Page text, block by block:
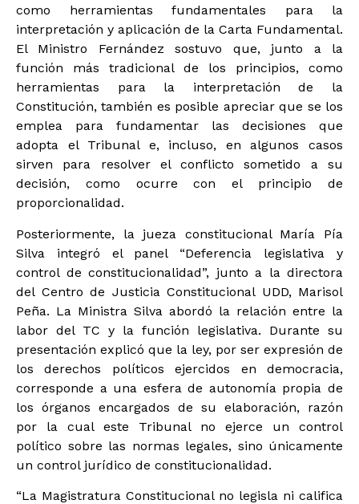
como herramientas fundamentales para la
interpretación y aplicación de la Carta Fundamental.
El Ministro Fernández sostuvo que, junto a la
función más tradicional de los principios, como
herramientas para la interpretación de la
Constitución, también es posible apreciar que se los
emplea para fundamentar las decisiones que
adopta el Tribunal e, incluso, en algunos casos
sirven para resolver el conflicto sometido a su
decisión, como ocurre con el principio de
proporcionalidad.
Posteriormente, la jueza constitucional María Pía
Silva integró el panel “Deferencia legislativa y
control de constitucionalidad”, junto a la directora
del Centro de Justicia Constitucional UDD, Marisol
Peña. La Ministra Silva abordó la relación entre la
labor del TC y la función legislativa. Durante su
presentación explicó que la ley, por ser expresión de
los derechos políticos ejercidos en democracia,
corresponde a una esfera de autonomía propia de
los órganos encargados de su elaboración, razón
por la cual este Tribunal no ejerce un control
político sobre las normas legales, sino únicamente
un control jurídico de constitucionalidad.
“La Magistratura Constitucional no legisla ni califica